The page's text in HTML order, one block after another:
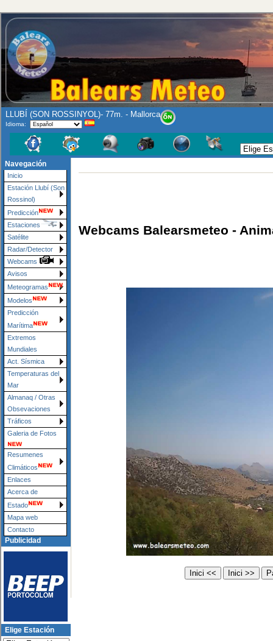
LLUBÍ (SON ROSSINYOL)- 77m. - Mallorca
Idioma:
Navegación
Inicio
Estación Llubí (Son
Rossinol)
Predicción
Estaciones
Satélite
Radar/Detector
Webcams
Avisos
Meteogramas
Modelos
Predicción
Marítima
Extremos
Mundiales
Act. Sísmica
Temperaturas del
Mar
Almanaq / Otras
Obsevaciones
Tráficos
Galeria de Fotos
Resumenes
Climáticos
Enlaces
Acerca de
Estado
Mapa web
Contacto
Publicidad
Elige Estación
Webcams Balearsmeteo -